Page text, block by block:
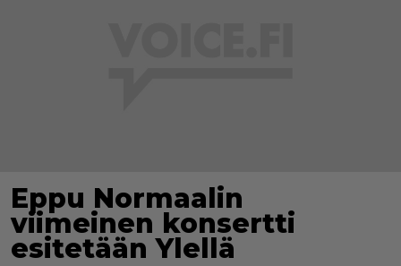
Eppu Normaalin
viimeinen konsertti
esitetään Ylellä